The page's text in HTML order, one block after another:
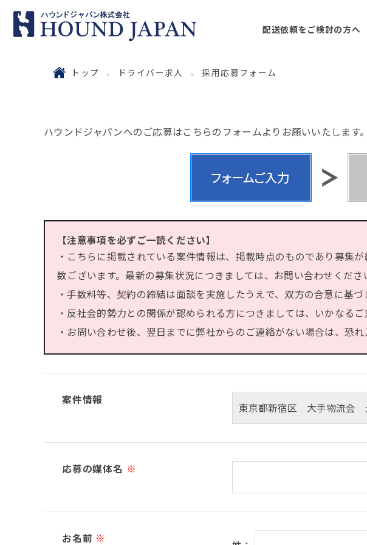
配送依頼をご検討の方へ
トップ ドライバー求人 採用応募フォーム
ハウンドジャパンへのご応募はこちらのフォームよりお願いいたします
【注意事項を必ずご一読ください】
・こちらに掲載されている案件情報は、掲載時点のものであり募集
数ございます。最新の募集状況につきましては、お問い合わせくださ
・手数料等、契約の締結は面談を実施したうえで、双方の合意に基づ
・反社会的勢力との関係が認められる方につきましては、いかなる
・お問い合わせ後、翌日までに弊社からのご連絡がない場合は、
案件情報
応募の媒体名 ※
お名前 ※